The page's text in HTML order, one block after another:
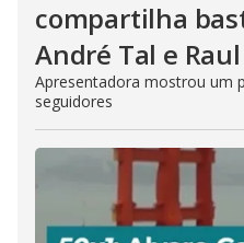
compartilha
André Tal e
Apresentadora mostrou um
seguidores